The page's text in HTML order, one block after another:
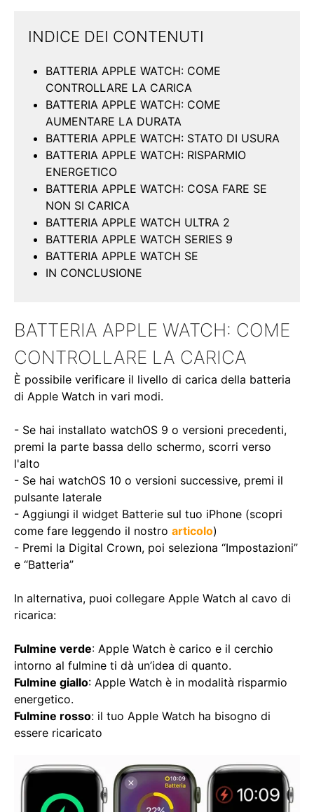
INDICE DEI CONTENUTI
BATTERIA APPLE WATCH: COME
CONTROLLARE LA CARICA
BATTERIA APPLE WATCH: COME
AUMENTARE LA DURATA
BATTERIA APPLE WATCH: STATO DI USURA
BATTERIA APPLE WATCH: RISPARMIO
ENERGETICO
BATTERIA APPLE WATCH: COSA FARE SE
NON SI CARICA
BATTERIA APPLE WATCH ULTRA 2
BATTERIA APPLE WATCH SERIES 9
BATTERIA APPLE WATCH SE
IN CONCLUSIONE
BATTERIA APPLE WATCH: COME
CONTROLLARE LA CARICA
È possibile verificare il livello di carica della batteria
di Apple Watch in vari modi.
- Se hai installato watchOS 9 o versioni precedenti,
premi la parte bassa dello schermo, scorri verso
l'alto
- Se hai watchOS 10 o versioni successive, premi il
pulsante laterale
- Aggiungi il widget Batterie sul tuo iPhone (scopri
come fare leggendo il nostro articolo)
- Premi la Digital Crown, poi seleziona “Impostazioni”
e “Batteria”
In alternativa, puoi collegare Apple Watch al cavo di
ricarica:
Fulmine verde: Apple Watch è carico e il cerchio
intorno al fulmine ti dà un’idea di quanto.
Fulmine giallo: Apple Watch è in modalità risparmio
energetico.
Fulmine rosso: il tuo Apple Watch ha bisogno di
essere ricaricato